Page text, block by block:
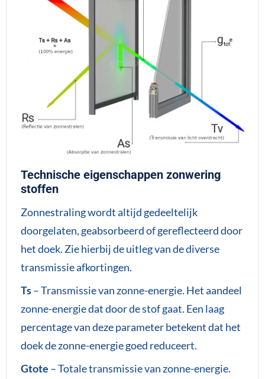
Technische eigenschappen zonwering
stoffen
Zonnestraling wordt altijd gedeeltelijk
doorgelaten, geabsorbeerd of gereflecteerd door
het doek. Zie hierbij de uitleg van de diverse
transmissie afkortingen.
Ts– Transmissie van zonne-energie. Het aandeel
zonne-energie dat door de stof gaat. Een laag
percentage van deze parameter betekent dat het
doek de zonne-energie goed reduceert.
Gtote – Totale transmissie van zonne-energie.